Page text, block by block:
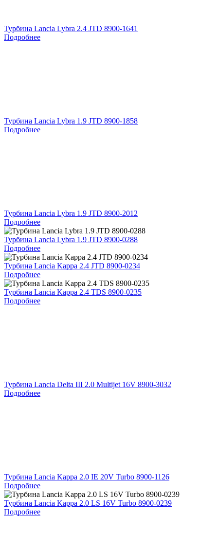
Турбина Lancia Lybra 2.4 JTD 8900-1641
Подробнее
Турбина Lancia Lybra 1.9 JTD 8900-1858
Подробнее
Турбина Lancia Lybra 1.9 JTD 8900-2012
Подробнее
Турбина Lancia Lybra 1.9 JTD 8900-0288
Подробнее
Турбина Lancia Kappa 2.4 JTD 8900-0234
Подробнее
Турбина Lancia Kappa 2.4 TDS 8900-0235
Подробнее
Турбина Lancia Delta III 2.0 Multijet 16V 8900-3032
Подробнее
Турбина Lancia Kappa 2.0 IE 20V Turbo 8900-1126
Подробнее
Турбина Lancia Kappa 2.0 LS 16V Turbo 8900-0239
Подробнее